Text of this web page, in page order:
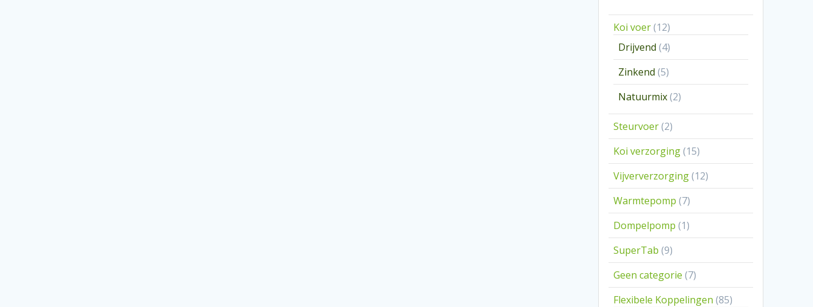
Koi voer 1212
producten
Drijvend 44
producten
Zinkend 55
producten
Natuurmix 22
producten
Steurvoer 22
producten
Koi verzorging 1515
producten
Vijververzorging 1212
producten
Warmtepomp 77
producten
Dompelpomp 11
product
SuperTab 99
producten
Geen categorie 77
producten
Flexibele Koppelingen 8585